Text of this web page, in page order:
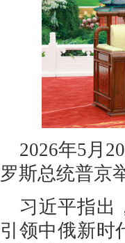
2026年5月
罗斯总统普京
习近平指出
引领中俄新时